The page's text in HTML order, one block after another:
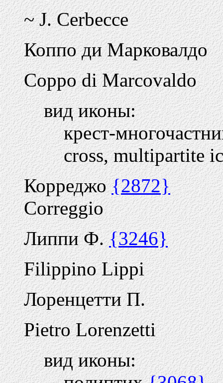
~ J. Cerbecce
Коппо ди Марковалдо
Coppo di Marcovaldo
вид иконы:
крест-
cross, multipartite
Корреджо{2872}
Correggio
Липпи Ф.{3246}
Filippino Lippi
Лоренцетти П.
Pietro Lorenzetti
вид иконы: